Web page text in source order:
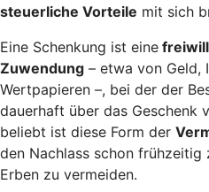
steuerliche Vorteile mit sich
Eine Schenkung ist eine
Zuwendung – etwa von Geld,
Wertpapieren –, bei der der
dauerhaft über das Geschenk
beliebt ist diese Form der
den Nachlass schon
Erben zu vermeiden.